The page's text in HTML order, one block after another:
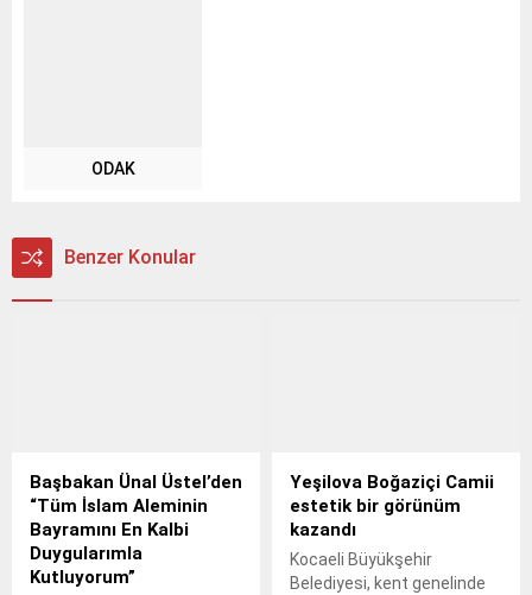
ODAK
Benzer Konular
Başbakan Ünal Üstel’den
“Tüm İslam Aleminin
Bayramını En Kalbi
Duygularımla
Kutluyorum”
Yeşilova Boğaziçi Camii
estetik bir görünüm
kazandı
Kocaeli Büyükşehir
Belediyesi, kent genelinde